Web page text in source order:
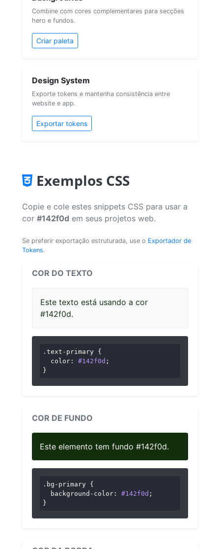
Combine com cores complementares para secções
hero e fundos.
Criar paleta
Design System
Exporte tokens e mantenha consistência entre
website e app.
Exportar tokens
Exemplos CSS
Copie e cole estes snippets CSS para usar a
cor #142f0d em seus projetos web.
Se preferir exportação estruturada, use o Exportador de
Tokens.
COR DO TEXTO
Este texto está usando a cor
#142f0d.
.text-primary {
color : #142f0d ;
}
COR DE FUNDO
Este elemento tem fundo #142f0d.
.bg-primary {
background-color : #142f0d ;
}